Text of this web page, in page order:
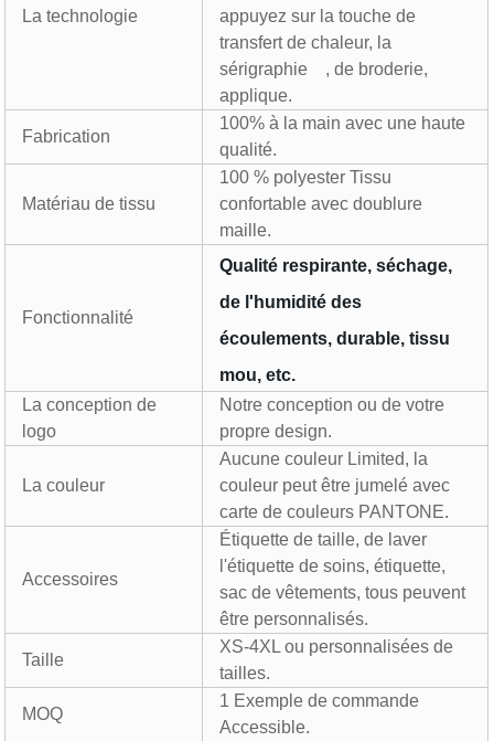
La technologie
appuyez sur la touche de
transfert de chaleur, la
sérigraphie
, de broderie,
applique.
Fabrication
100% à la main avec une haute
qualité.
Matériau de tissu
100 % polyester Tissu
confortable avec doublure
maille.
Fonctionnalité
Qualité respirante, séchage,
de l'humidité des
écoulements, durable, tissu
mou, etc.
La conception de
logo
Notre conception ou de votre
propre design.
La couleur
Aucune couleur Limited, la
couleur peut être jumelé avec
carte de couleurs PANTONE.
Accessoires
Étiquette de taille, de laver
l'étiquette de soins, étiquette,
sac de vêtements, tous peuvent
être personnalisés.
Taille
XS-4XL ou personnalisées de
tailles.
MOQ
1 Exemple de commande
Accessible.